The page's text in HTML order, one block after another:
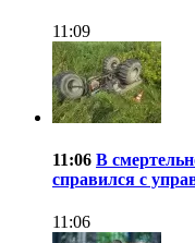
11:09
11:06 В
справился с
11:06